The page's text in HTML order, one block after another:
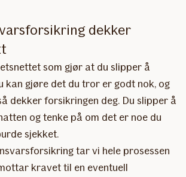
dekker
som gjør at du slipper å
kan gjøre det du tror er godt nok, og
dekker forsikringen deg. Du slipper å
og tenke på om det er noe du
sjekket.
tar vi hele prosessen
kravet til en eventuell